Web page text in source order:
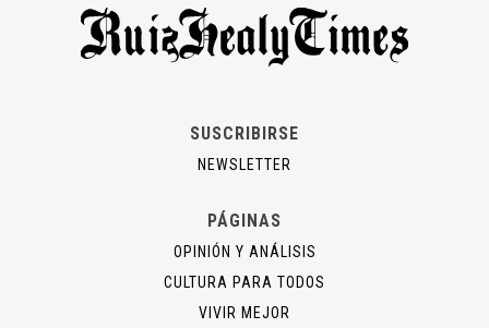
SUSCRIBIRSE
NEWSLETTER
PÁGINAS
OPINIÓN Y ANÁLISIS
CULTURA PARA TODOS
VIVIR MEJOR